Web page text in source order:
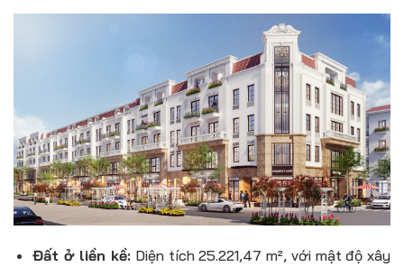
Đất ở liền kề: Diện tích 25.221,47 m², với mật độ xây